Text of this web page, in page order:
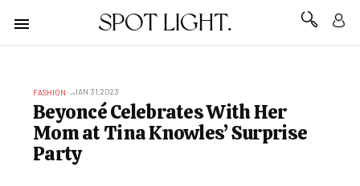
SPOT LIGHT.
FASHION JAN 31,2023
Beyoncé Celebrates With Her
Mom at Tina Knowles’ Surprise
Party